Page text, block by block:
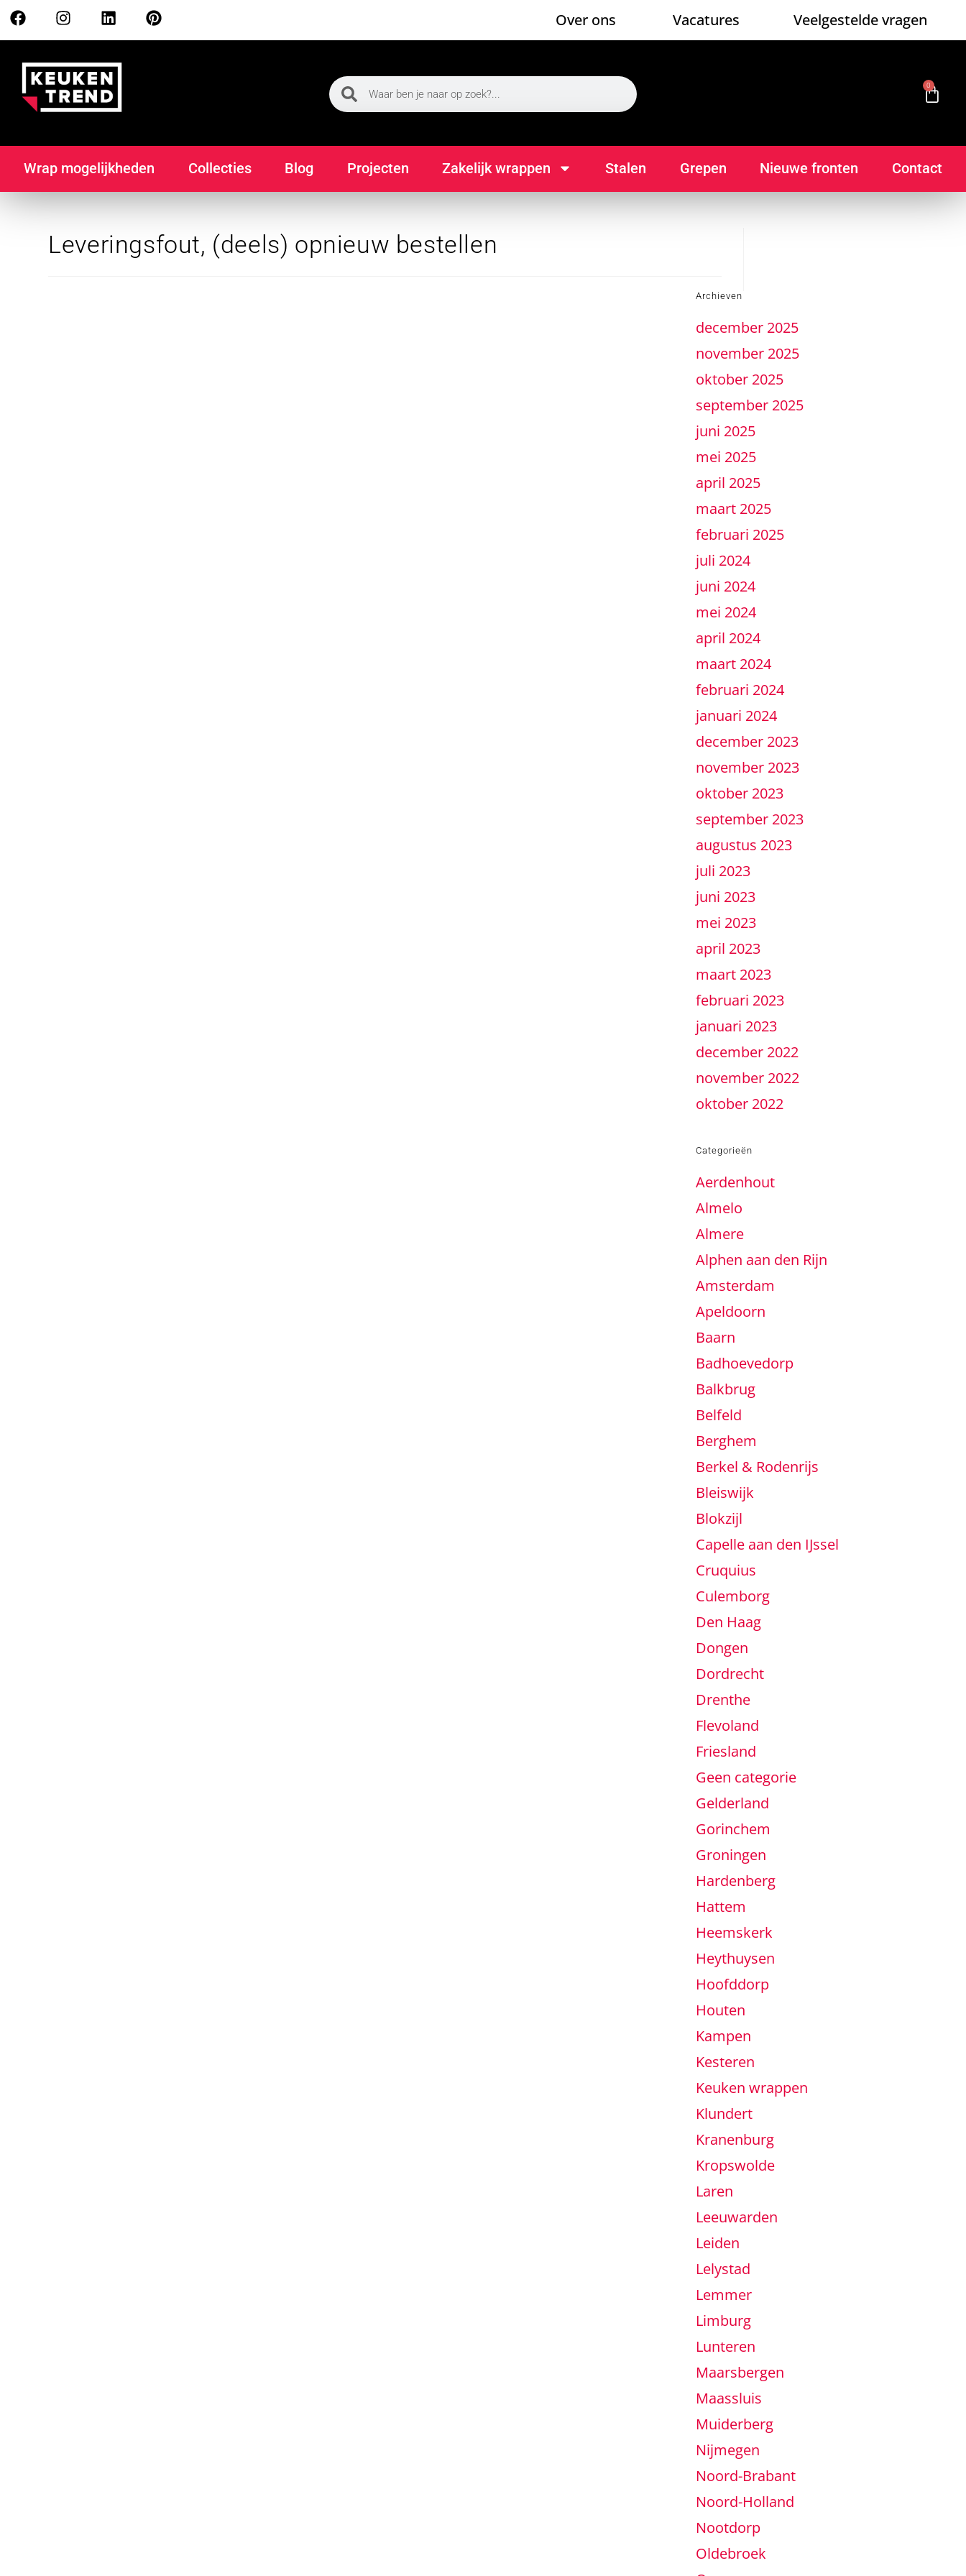
Over ons Vacatures Veelgestelde vragen
0
Wrap mogelijkheden Collecties Blog Projecten Zakelijk wrappen Stalen Grepen Nieuwe fronten Contact
Leveringsfout, (deels) opnieuw bestellen
Archieven
december 2025
november 2025
oktober 2025
september 2025
juni 2025
mei 2025
april 2025
maart 2025
februari 2025
juli 2024
juni 2024
mei 2024
april 2024
maart 2024
februari 2024
januari 2024
december 2023
november 2023
oktober 2023
september 2023
augustus 2023
juli 2023
juni 2023
mei 2023
april 2023
maart 2023
februari 2023
januari 2023
december 2022
november 2022
oktober 2022
Categorieën
Aerdenhout
Almelo
Almere
Alphen aan den Rijn
Amsterdam
Apeldoorn
Baarn
Badhoevedorp
Balkbrug
Belfeld
Berghem
Berkel & Rodenrijs
Bleiswijk
Blokzijl
Capelle aan den IJssel
Cruquius
Culemborg
Den Haag
Dongen
Dordrecht
Drenthe
Flevoland
Friesland
Geen categorie
Gelderland
Gorinchem
Groningen
Hardenberg
Hattem
Heemskerk
Heythuysen
Hoofddorp
Houten
Kampen
Kesteren
Keuken wrappen
Klundert
Kranenburg
Kropswolde
Laren
Leeuwarden
Leiden
Lelystad
Lemmer
Limburg
Lunteren
Maarsbergen
Maassluis
Muiderberg
Nijmegen
Noord-Brabant
Noord-Holland
Nootdorp
Oldebroek